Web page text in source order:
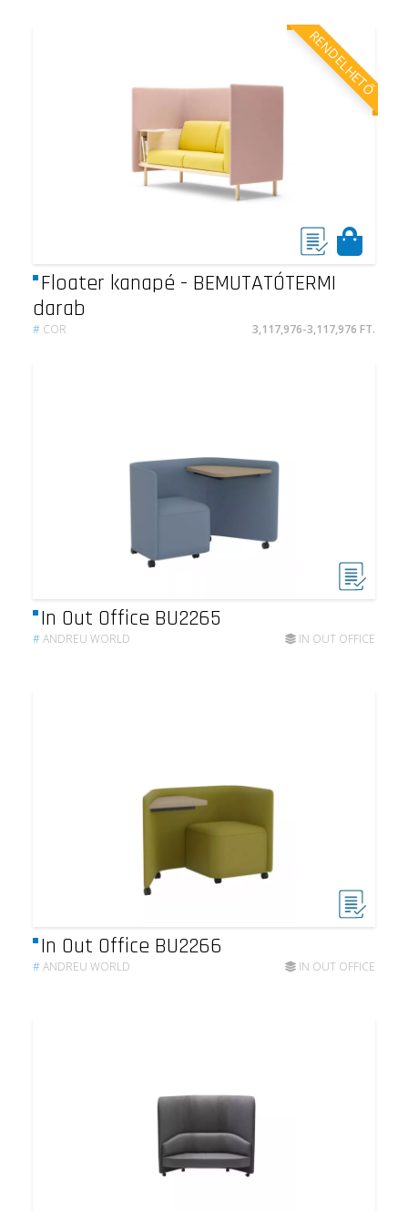
RENDELHETŐ
Floater kanapé - BEMUTATÓTERMI
darab
# COR 3,117,976-3,117,976 FT.
In Out Office BU2265
#ANDREU WORLD IN OUT OFFICE
In Out Office BU2266
#ANDREU WORLD IN OUT OFFICE